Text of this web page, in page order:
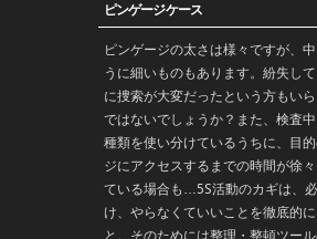
ピンゲージケース
ピンゲージの太さは様々ですが、
うに細いものもあります。紛失し
に捜索が大変だったという方もい
ではないでしょうか？また、検査
種類を使い分けているうちに、目
ジにアクセスするまでの時間が徐
ている場合も…5S活動のカギは、
け、やらなくていいことを徹底的に
と。そのためには整理・整頓ツー